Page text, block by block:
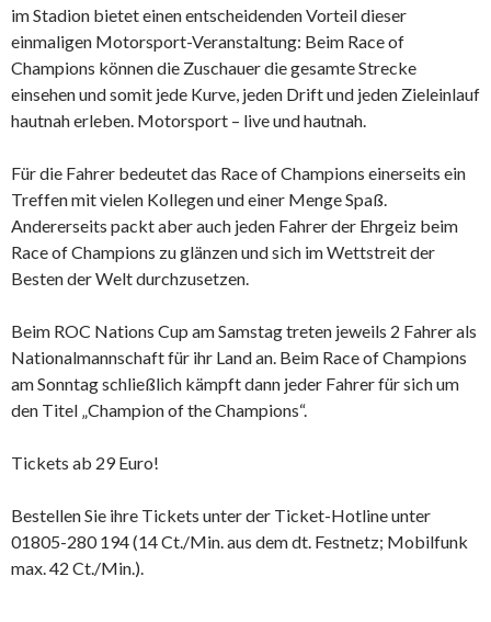
im Stadion bietet einen entscheidenden Vorteil dieser
einmaligen Motorsport-Veranstaltung: Beim Race of
Champions können die Zuschauer die gesamte Strecke
einsehen und somit jede Kurve, jeden Drift und jeden Zieleinlauf
hautnah erleben. Motorsport – live und hautnah.
Für die Fahrer bedeutet das Race of Champions einerseits ein
Treffen mit vielen Kollegen und einer Menge Spaß.
Andererseits packt aber auch jeden Fahrer der Ehrgeiz beim
Race of Champions zu glänzen und sich im Wettstreit der
Besten der Welt durchzusetzen.
Beim ROC Nations Cup am Samstag treten jeweils 2 Fahrer als
Nationalmannschaft für ihr Land an. Beim Race of Champions
am Sonntag schließlich kämpft dann jeder Fahrer für sich um
den Titel „Champion of the Champions“.
Tickets ab 29 Euro!
Bestellen Sie ihre Tickets unter der Ticket-Hotline unter
01805-280 194 (14 Ct./Min. aus dem dt. Festnetz; Mobilfunk
max. 42 Ct./Min.).